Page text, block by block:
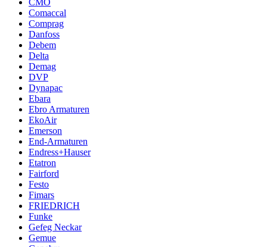
CMO
Comaccal
Comprag
Danfoss
Debem
Delta
Demag
DVP
Dynapac
Ebara
Ebro Armaturen
EkoAir
Emerson
End-Armaturen
Endress+Hauser
Etatron
Fairford
Festo
Fimars
FRIEDRICH
Funke
Gefeg Neckar
Gemue